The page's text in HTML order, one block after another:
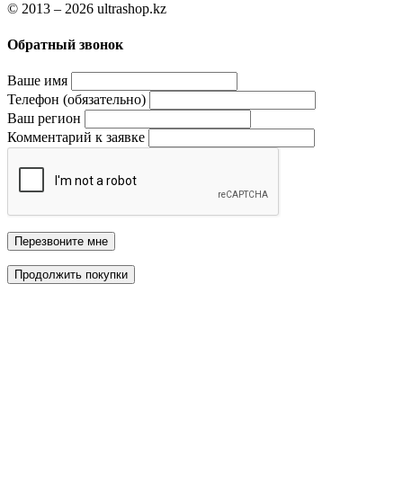
© 2013 – 2026 ultrashop.kz
Обратный звонок
Ваше имя
Телефон (обязательно)
Ваш регион
Комментарий к заявке
Перезвоните мне
Продолжить покупки